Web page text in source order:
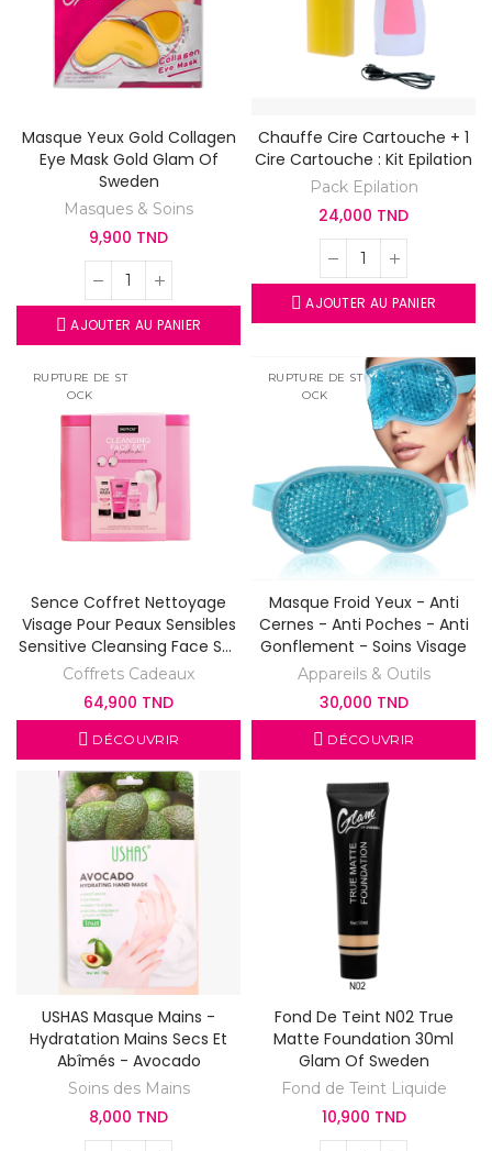
Masque Yeux Gold Collagen
Eye Mask Gold Glam Of
Sweden
Masques & Soins
9,900 TND
AJOUTER AU PANIER
Chauffe Cire Cartouche + 1
Cire Cartouche : Kit Epilation
Pack Epilation
24,000 TND
AJOUTER AU PANIER
RUPTURE DE ST
OCK
Sence Coffret Nettoyage
Visage Pour Peaux Sensibles
Sensitive Cleansing Face Set
7pcs
Coffrets Cadeaux
64,900 TND
DÉCOUVRIR
RUPTURE DE ST
OCK
Masque Froid Yeux - Anti
Cernes - Anti Poches - Anti
Gonflement - Soins Visage
Appareils & Outils
30,000 TND
DÉCOUVRIR
USHAS Masque Mains -
Hydratation Mains Secs Et
Abîmés - Avocado
Soins des Mains
8,000 TND
Fond De Teint N02 True
Matte Foundation 30ml
Glam Of Sweden
Fond de Teint Liquide
10,900 TND